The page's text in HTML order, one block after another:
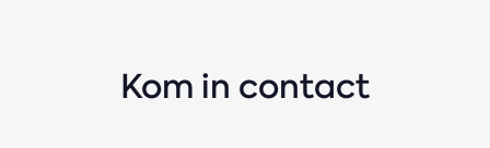
Kom in contact